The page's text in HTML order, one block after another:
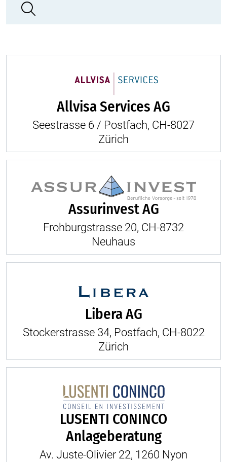
Allvisa Services AG
Seestrasse 6 / Postfach, CH-8027
Zürich
Assurinvest AG
Frohburgstrasse 20, CH-8732
Neuhaus
Libera AG
Stockerstrasse 34, Postfach, CH-8022
Zürich
LUSENTI CONINCO
Anlageberatung
Av. Juste-Olivier 22, 1260 Nyon